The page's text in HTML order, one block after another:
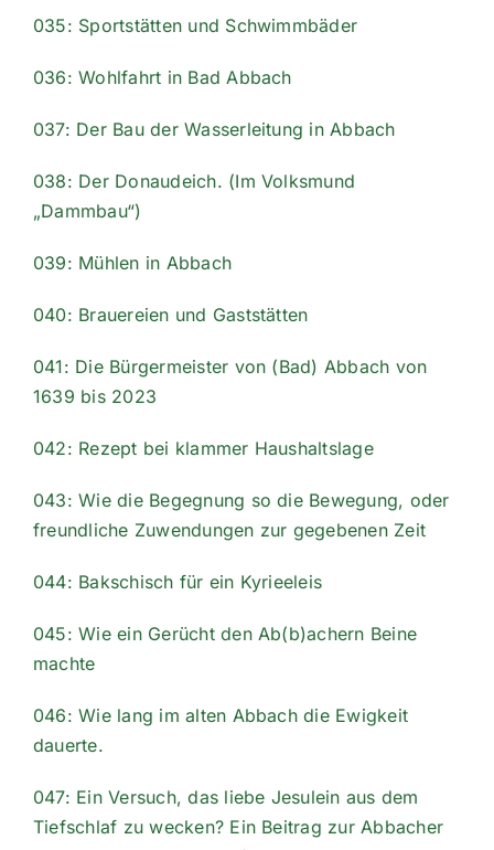
035: Sportstätten und Schwimmbäder
036: Wohlfahrt in Bad Abbach
037: Der Bau der Wasserleitung in Abbach
038: Der Donaudeich. (Im Volksmund
„Dammbau“)
039: Mühlen in Abbach
040: Brauereien und Gaststätten
041: Die Bürgermeister von (Bad) Abbach von
1639 bis 2023
042: Rezept bei klammer Haushaltslage
043: Wie die Begegnung so die Bewegung, oder
freundliche Zuwendungen zur gegebenen Zeit
044: Bakschisch für ein Kyrieeleis
045: Wie ein Gerücht den Ab(b)achern Beine
machte
046: Wie lang im alten Abbach die Ewigkeit
dauerte.
047: Ein Versuch, das liebe Jesulein aus dem
Tiefschlaf zu wecken? Ein Beitrag zur Abbacher